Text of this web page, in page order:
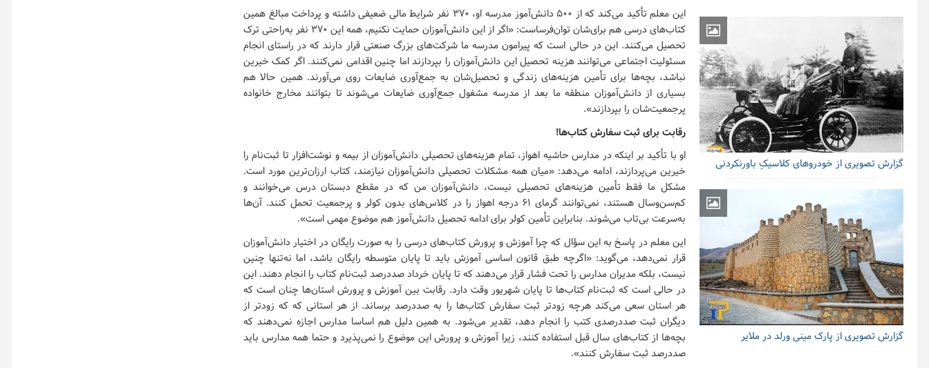
این معلم تأکید می‌کند که از ۵۰۰ دانش‌آموز مدرسه او، ۳۷۰ نفر شرایط مالی ضعیفی داشته و پرداخت مبالغ همین
کتاب‌های درسی هم برای‌شان توان‌فرساست: «اگر از این دانش‌آموزان حمایت نکنیم، همه این ۳۷۰ نفر به‌راحتی ترک
تحصیل می‌کنند. این در حالی است که پیرامون مدرسه ما شرکت‌های بزرگ صنعتی قرار دارند که در راستای انجام
مسئولیت اجتماعی می‌توانند هزینه تحصیل این دانش‌آموزان را بپردازند اما چنین اقدامی نمی‌کنند. اگر کمک خیرین
نباشد، بچه‌ها برای تأمین هزینه‌های زندگی و تحصیل‌شان به جمع‌آوری ضایعات روی می‌آورند. همین حالا هم
بسیاری از دانش‌آموزان منطقه ما بعد از مدرسه مشغول جمع‌آوری ضایعات می‌شوند تا بتوانند مخارج خانواده
پرجمعیت‌شان را بپردازند».
رقابت برای ثبت سفارش کتاب‌ها!
او با تأکید بر اینکه در مدارس حاشیه اهواز، تمام هزینه‌های تحصیلی دانش‌آموزان از بیمه و نوشت‌افزار تا ثبت‌نام را
خیرین می‌پردازند، ادامه می‌دهد: «میان همه مشکلات تحصیلی دانش‌آموزان نیازمند، کتاب ارزان‌ترین مورد است.
مشکل ما فقط تأمین هزینه‌های تحصیلی نیست، دانش‌آموزان من که در مقطع دبستان درس می‌خوانند و
کم‌سن‌وسال هستند، نمی‌توانند گرمای ۶۱ درجه اهواز را در کلاس‌های بدون کولر و پرجمعیت تحمل کنند. آن‌ها
به‌سرعت بی‌تاب می‌شوند. بنابراین تأمین کولر برای ادامه تحصیل دانش‌آموز هم موضوع مهمی است».
این معلم در پاسخ به این سؤال که چرا آموزش و پرورش کتاب‌های درسی را به صورت رایگان در اختیار دانش‌آموزان
قرار نمی‌دهد، می‌گوید: «اگرچه طبق قانون اساسی آموزش باید تا پایان متوسطه رایگان باشد، اما نه‌تنها چنین
نیست، بلکه مدیران مدارس را تحت فشار قرار می‌دهند که تا پایان خرداد صددرصد ثبت‌نام کتاب را انجام دهند. این
در حالی است که ثبت‌نام کتاب‌ها تا پایان شهریور وقت دارد. رقابت بین آموزش و پرورش استان‌ها چنان است که
هر استان سعی می‌کند هرچه زودتر ثبت سفارش کتاب‌ها را به صددرصد برساند. از هر استانی که که زودتر از
دیگران ثبت صددرصدی کتب را انجام دهد، تقدیر می‌شود. به همین دلیل هم اساسا مدارس اجازه نمی‌دهند که
بچه‌ها از کتاب‌های سال قبل استفاده کنند، زیرا آموزش و پرورش این موضوع را نمی‌پذیرد و حتما همه مدارس باید
صددرصد ثبت سفارش کنند».
گزارش تصویری از خودروهای کلاسیکِ باورنکردنی
گزارش تصویری از پارک مینی ورلد در ملایر